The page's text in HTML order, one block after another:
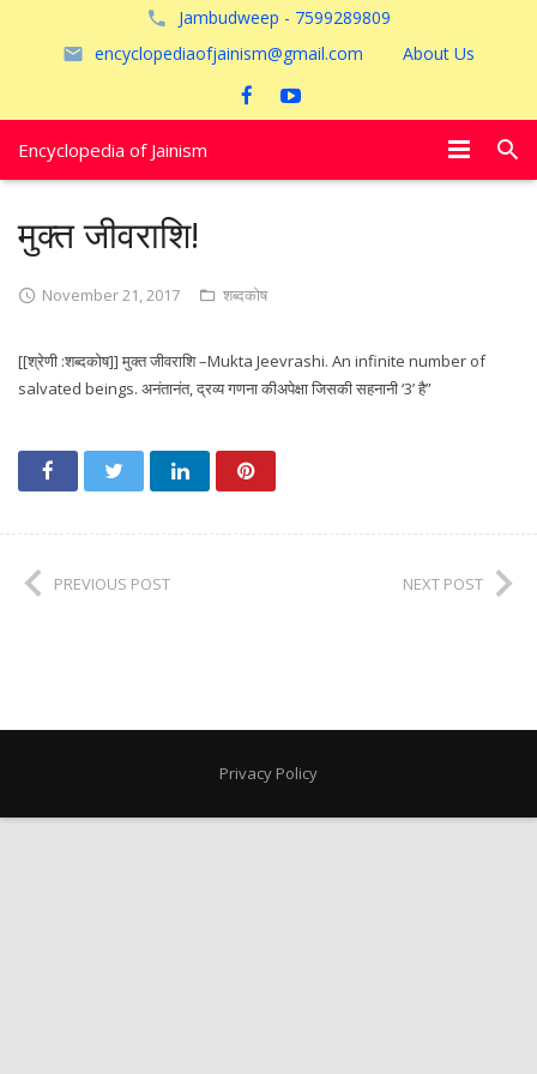
Jambudweep - 7599289809
encyclopediaofjainism@gmail.com
About Us
Encyclopedia of Jainism
पूजायें
अयोध्या
मुक्त जीवराशि!
November 21, 2017 शब्दकोष
[[श्रेणी :शब्दकोष]] मुक्त जीवराशि –Mukta Jeevrashi. An infinite number of
salvated beings. अनंतानंत, द्रव्य गणना कीअपेक्षा जिसकी सहनानी ‘3’ है”
PREVIOUS POST NEXT POST
Privacy Policy